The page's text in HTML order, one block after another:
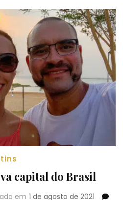
capital do Brasil
em 1 de agosto de 2021